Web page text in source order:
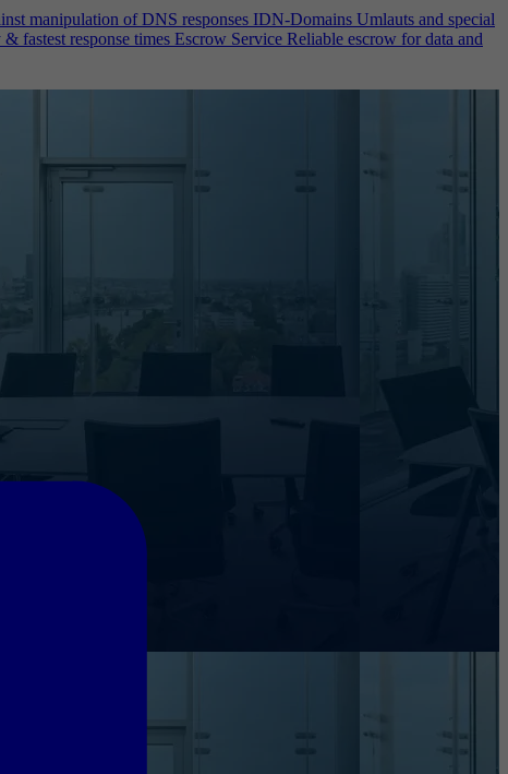
manipulation of DNS responses IDN-Domains Umlauts and special
fastest response times Escrow Service Reliable escrow for data and